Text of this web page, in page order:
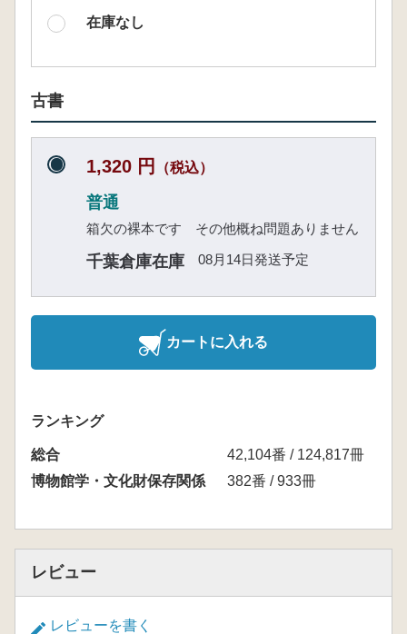
在庫なし
古書
1,320 円 （税込）
普通
箱欠の裸本です その他概ね問題ありません
千葉倉庫在庫 08月14日発送予定
カートに入れる
ランキング
総合
42,104番 / 124,817冊
博物館学・文化財保存関係
382番 / 933冊
レビュー
レビューを書く